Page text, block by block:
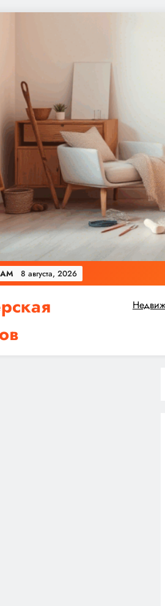
8 августа, 2026
от того, планируете ли вы